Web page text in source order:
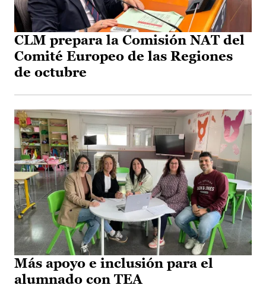
CLM prepara la Comisión NAT del
Comité Europeo de las Regiones
de octubre
Más apoyo e inclusión para el
alumnado con TEA